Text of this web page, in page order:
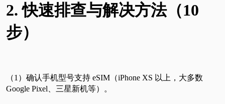
2. 快速排查与解决方法（10
步）
（1）确认手机型号支持 eSIM（iPhone XS 以上，大多数
Google Pixel、三星新机等）。